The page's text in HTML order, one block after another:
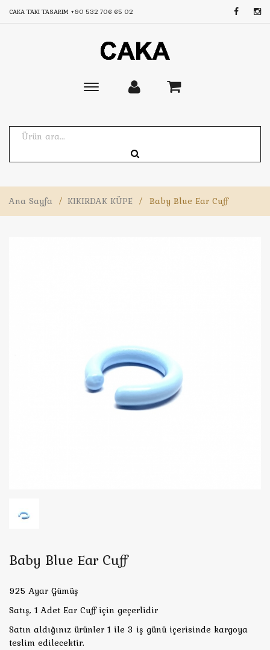
CAKA TAKI TASARIM +90 532 706 65 02
Toggle
Ana Sayfa / KIKIRDAK KÜPE / Baby Blue Ear Cuff
Baby Blue Ear Cuff
925 Ayar Gümüş
Satış, 1 Adet Ear Cuff için geçerlidir
Satın aldığınız ürünler 1 ile 3 iş günü içerisinde kargoya
teslim edilecektir.